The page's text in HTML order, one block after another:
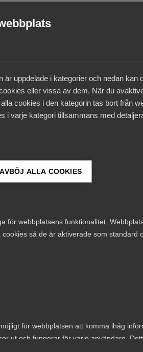
uppdelade i kategorier och nedan kan
eller vissa av dem. När du
cookies i den kategorin tas bort från
i varje kategori tillsammans med
AVBÖJ ALLA COOKIES
för webbplatsens funktionalitet.
så de är aktiverade som standard
för webbplatsen att komma ihåg
ut och fungerar för varje användare.
språk eller färgschema.
part skulle bära sin
i en del.
avskedande
polisman